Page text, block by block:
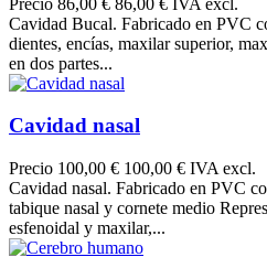
Cavidad Bucal. Fabricado en PVC
dientes, encías, maxilar superior,
en dos partes...
Cavidad nasal
Precio 100,00 € 100,00 € IVA excl.
Cavidad nasal. Fabricado en PVC
tabique nasal y cornete medio
esfenoidal y maxilar,...